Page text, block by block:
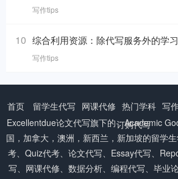
写作tips
10 综合利用资源：除代写服务外的学
写作tips
首页 留学生代写 网课代修 热门学科 写
订购代写
Excellentdue论文代写旗下的：Academic
国，加拿大，澳洲，新西兰，新加坡的留学
考、Quiz代考、论文代写、Essay代写、
写、网课代修、数据分析、编程代写、毕业